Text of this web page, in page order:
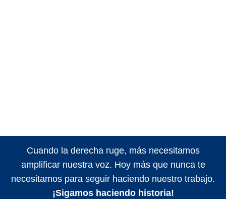
Cuando la derecha ruge, más necesitamos
amplificar nuestra voz. Hoy más que nunca te
necesitamos para seguir haciendo nuestro trabajo.
¡Sigamos haciendo historia!